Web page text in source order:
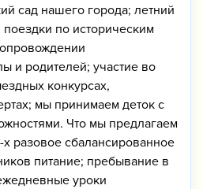
сад нашего города; летний
по историческим
и родителей; участие во
конкурсах,
мы принимаем деток с
Что мы предлагаем
разовое сбалансированное
питание; пребывание в
уроки